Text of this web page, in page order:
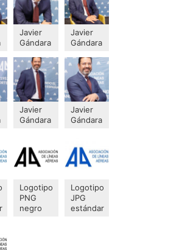
Javier
Gándara
Javier
Gándara
Javier
Gándara
Javier
Gándara
Logotipo
PNG
negro
Logotipo
JPG
estándar